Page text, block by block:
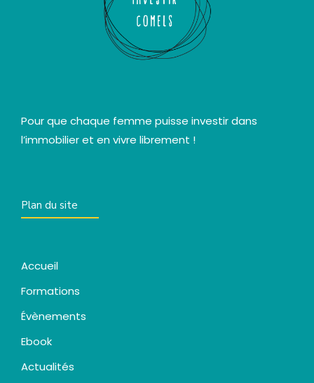
Pour que chaque femme puisse investir dans
l’immobilier et en vivre librement !
Plan du site
Accueil
Formations
Évènements
Ebook
Actualités